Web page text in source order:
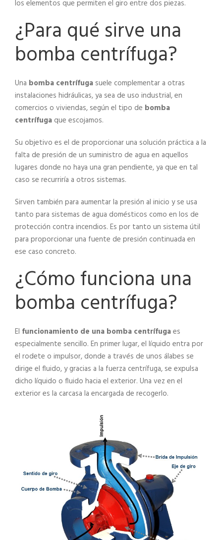
los elementos que permiten el giro entre dos piezas.
¿Para qué sirve una
bomba centrífuga?
Una bomba centrífuga suele complementar a otras
instalaciones hidráulicas, ya sea de uso industrial, en
comercios o viviendas, según el tipo de bomba
centrífuga que escojamos.
Su objetivo es el de proporcionar una solución práctica a la
falta de presión de un suministro de agua en aquellos
lugares donde no haya una gran pendiente, ya que en tal
caso se recurriría a otros sistemas.
Sirven también para aumentar la presión al inicio y se usa
tanto para sistemas de agua domésticos como en los de
protección contra incendios. Es por tanto un sistema útil
para proporcionar una fuente de presión continuada en
ese caso concreto.
¿Cómo funciona una
bomba centrífuga?
El funcionamiento de una bomba centrífugaes
especialmente sencillo. En primer lugar, el líquido entra por
el rodete o impulsor, donde a través de unos álabes se
dirige el fluido, y gracias a la fuerza centrífuga, se expulsa
dicho líquido o fluido hacia el exterior. Una vez en el
exterior es la carcasa la encargada de recogerlo.